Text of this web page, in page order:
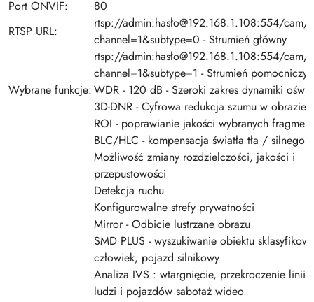
Port ONVIF:
80
RTSP URL:
rtsp://admin:hasło@192.168.1.108:554/cam/
channel=1&subtype=0 - Strumień główny
rtsp://admin:hasło@192.168.1.108:554/cam/
channel=1&subtype=1 - Strumień pomocniczy
Wybrane funkcje:WDR - 120 dB - Szeroki zakres dynamiki
3D-DNR - Cyfrowa redukcja szumu w obrazie
ROI - poprawianie jakości wybranych
BLC/HLC - kompensacja światła tła / silnego
Możliwość zmiany rozdzielczości, jakości i
przepustowości
Detekcja ruchu
Konfigurowalne strefy prywatności
Mirror - Odbicie lustrzane obrazu
SMD PLUS - wyszukiwanie obiektu
człowiek, pojazd silnikowy
Analiza IVS : wtargnięcie, przekroczenie linii
ludzi i pojazdów sabotaż wideo